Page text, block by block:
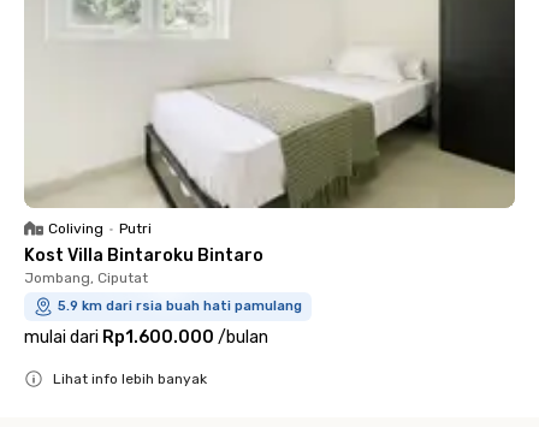
Coliving • Putri
Kost Villa Bintaroku Bintaro
Jombang, Ciputat
5.9 km dari rsia buah hati pamulang
mulai dari Rp1.600.000 /bulan
Lihat info lebih banyak